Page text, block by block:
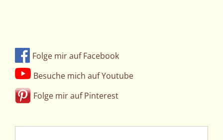
Folge mir auf Facebook
Besuche mich auf Youtube
Folge mir auf Pinterest